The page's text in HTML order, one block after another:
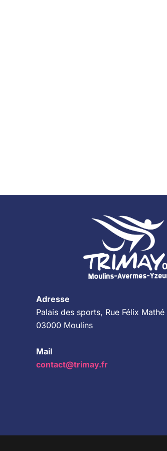
Adresse
Palais des sports, Rue Félix Mathé
03000 Moulins
Mail
contact@trimay.fr